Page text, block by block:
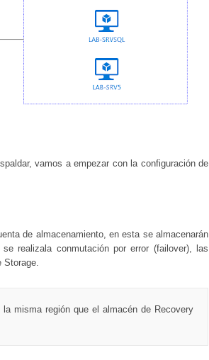
vamos a empezar con la configuración de
de almacenamiento, en esta se almacenarán
realizala conmutación por error (failover), las
Storage.
misma región que el almacén de Recovery